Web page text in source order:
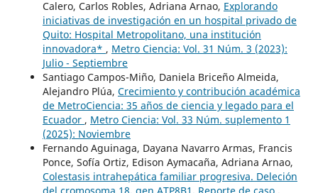
Calero, Carlos Robles, Adriana Arnao, Explorando
iniciativas de investigación en un hospital privado de
Quito: Hospital Metropolitano, una institución
innovadora* , Metro Ciencia: Vol. 31 Núm. 3 (2023):
Julio - Septiembre
Santiago Campos-Miño, Daniela Briceño Almeida,
Alejandro Plúa, Crecimiento y contribución académica
de MetroCiencia: 35 años de ciencia y legado para el
Ecuador , Metro Ciencia: Vol. 33 Núm. suplemento 1
(2025): Noviembre
Fernando Aguinaga, Dayana Navarro Armas, Francis
Ponce, Sofía Ortiz, Edison Aymacaña, Adriana Arnao,
Colestasis intrahepática familiar progresiva. Deleción